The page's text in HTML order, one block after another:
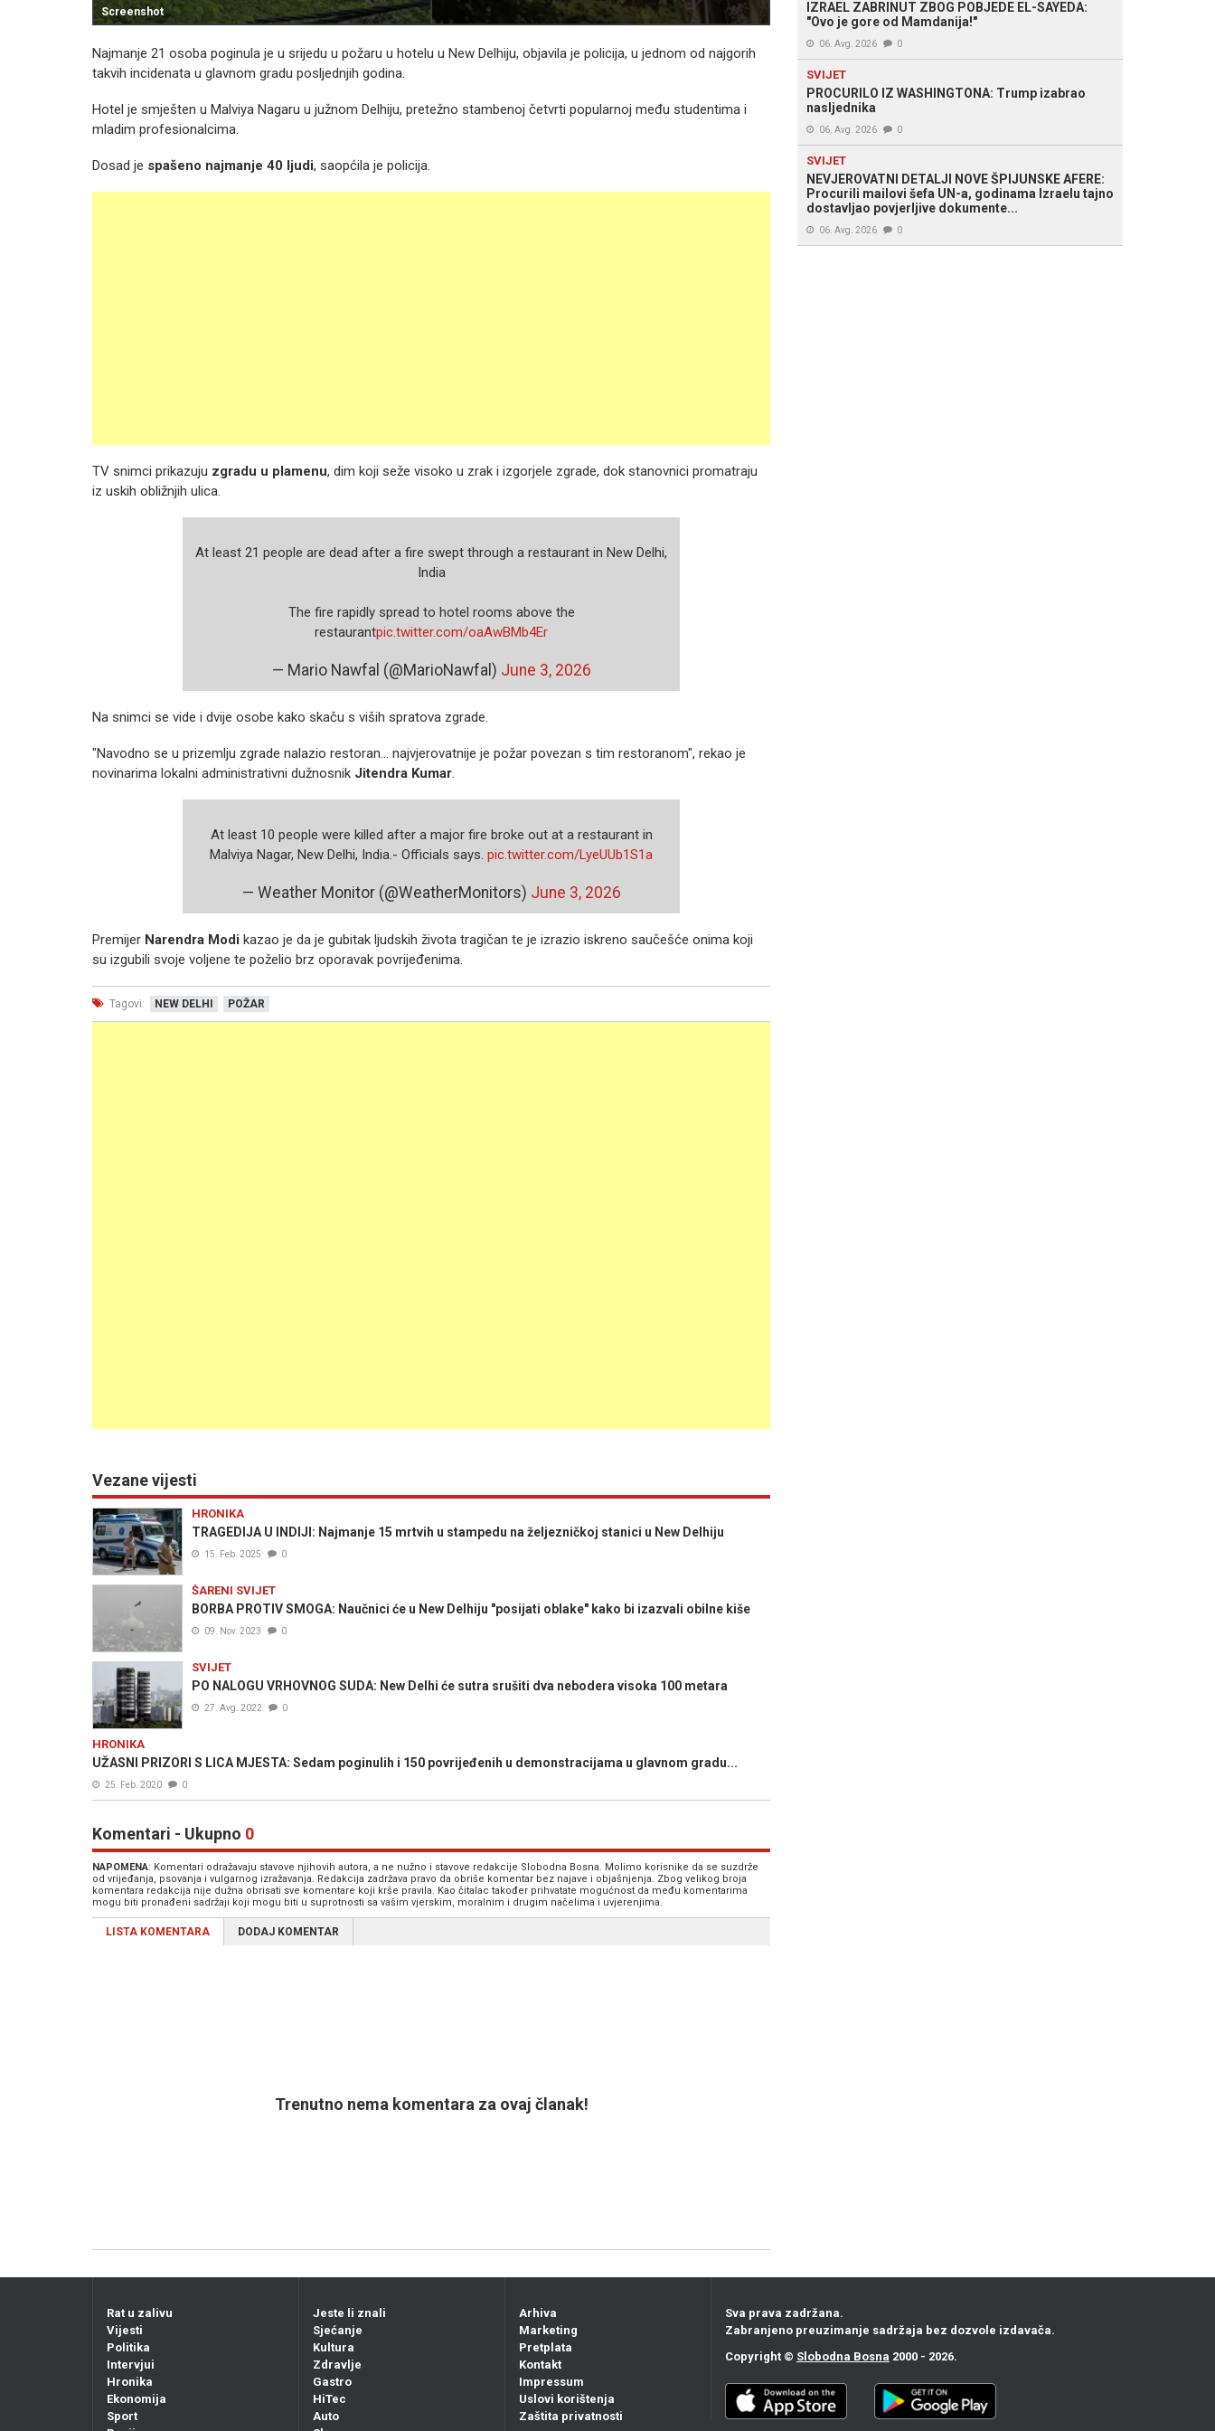
Screenshot
Najmanje 21 osoba poginula je u srijedu u požaru u hotelu u New Delhiju, objavila je policija, u jednom od najgorih
takvih incidenata u glavnom gradu posljednjih godina.
Hotel je smješten u Malviya Nagaru u južnom Delhiju, pretežno stambenoj četvrti popularnoj među studentima i
mladim profesionalcima.
Dosad je spašeno najmanje 40 ljudi, saopćila je policija.
TV snimci prikazuju zgradu u plamenu, dim koji seže visoko u zrak i izgorjele zgrade, dok stanovnici promatraju
iz uskih obližnjih ulica.
At least 21 people are dead after a fire swept through a restaurant in New Delhi,
India
The fire rapidly spread to hotel rooms above the
restaurantpic.twitter.com/oaAwBMb4Er
— Mario Nawfal (@MarioNawfal) June 3, 2026
Na snimci se vide i dvije osobe kako skaču s viših spratova zgrade.
"Navodno se u prizemlju zgrade nalazio restoran... najvjerovatnije je požar povezan s tim restoranom", rekao je
novinarima lokalni administrativni dužnosnik Jitendra Kumar.
At least 10 people were killed after a major fire broke out at a restaurant in
Malviya Nagar, New Delhi, India.- Officials says. pic.twitter.com/LyeUUb1S1a
— Weather Monitor (@WeatherMonitors) June 3, 2026
Premijer Narendra Modi kazao je da je gubitak ljudskih života tragičan te je izrazio iskreno saučešće onima koji
su izgubili svoje voljene te poželio brz oporavak povrijeđenima.
Tagovi: NEW DELHI POŽAR
Vezane vijesti
HRONIKA
TRAGEDIJA U INDIJI: Najmanje 15 mrtvih u stampedu na željezničkoj stanici u New Delhiju
15. Feb. 2025 0
ŠARENI SVIJET
BORBA PROTIV SMOGA: Naučnici će u New Delhiju "posijati oblake" kako bi izazvali obilne kiše
09. Nov. 2023 0
SVIJET
PO NALOGU VRHOVNOG SUDA: New Delhi će sutra srušiti dva nebodera visoka 100 metara
27. Avg. 2022 0
HRONIKA
UŽASNI PRIZORI S LICA MJESTA: Sedam poginulih i 150 povrijeđenih u demonstracijama u glavnom gradu...
25. Feb. 2020 0
Komentari - Ukupno 0
NAPOMENA: Komentari odražavaju stavove njihovih autora, a ne nužno i stavove redakcije Slobodna Bosna. Molimo korisnike da se suzdrže
od vrijeđanja, psovanja i vulgarnog izražavanja. Redakcija zadržava pravo da obriše komentar bez najave i objašnjenja. Zbog velikog broja
komentara redakcija nije dužna obrisati sve komentare koji krše pravila. Kao čitalac također prihvatate mogućnost da među komentarima
mogu biti pronađeni sadržaji koji mogu biti u suprotnosti sa vašim vjerskim, moralnim i drugim načelima i uvjerenjima.
LISTA KOMENTARA DODAJ KOMENTAR
Trenutno nema komentara za ovaj članak!
IZRAEL ZABRINUT ZBOG POBJEDE EL-SAYEDA:
"Ovo je gore od Mamdanija!"
06. Avg. 2026 0
SVIJET
PROCURILO IZ WASHINGTONA: Trump izabrao
nasljednika
06. Avg. 2026 0
SVIJET
NEVJEROVATNI DETALJI NOVE ŠPIJUNSKE AFERE:
Procurili mailovi šefa UN-a, godinama Izraelu tajno
dostavljao povjerljive dokumente...
06. Avg. 2026 0
Rat u zalivu
Vijesti
Politika
Intervjui
Hronika
Ekonomija
Sport
Jeste li znali
Sjećanje
Kultura
Zdravlje
Gastro
HiTec
Auto
Arhiva
Marketing
Pretplata
Kontakt
Impressum
Uslovi korištenja
Zaštita privatnosti
Sva prava zadržana.
Zabranjeno preuzimanje sadržaja bez dozvole izdavača.
Copyright © Slobodna Bosna 2000 - 2026.